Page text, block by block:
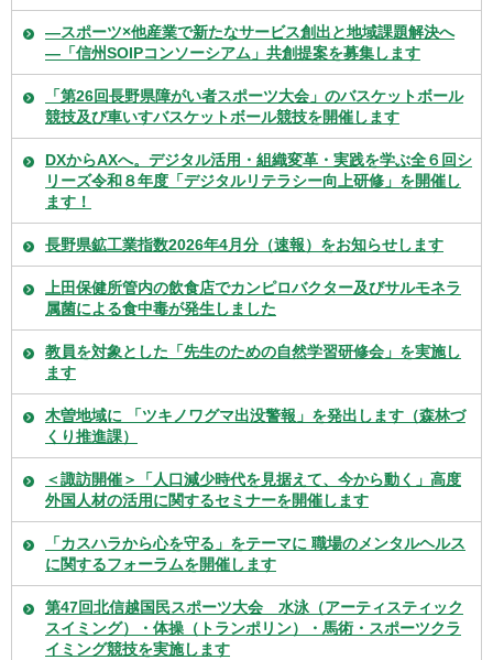
―スポーツ×他産業で新たなサービス創出と地域課題解決へ
―「信州SOIPコンソーシアム」共創提案を募集します
「第26回長野県障がい者スポーツ大会」のバスケットボール
競技及び車いすバスケットボール競技を開催します
DXからAXへ。デジタル活用・組織変革・実践を学ぶ全６回シ
リーズ令和８年度「デジタルリテラシー向上研修」を開催し
ます！
長野県鉱工業指数2026年4月分（速報）をお知らせします
上田保健所管内の飲食店でカンピロバクター及びサルモネラ
属菌による食中毒が発生しました
教員を対象とした「先生のための自然学習研修会」を実施し
ます
木曽地域に 「ツキノワグマ出没警報」を発出します（森林づ
くり推進課）
＜諏訪開催＞「人口減少時代を見据えて、今から動く」高度
外国人材の活用に関するセミナーを開催します
「カスハラから心を守る」をテーマに 職場のメンタルヘルス
に関するフォーラムを開催します
第47回北信越国民スポーツ大会 水泳（アーティスティック
スイミング）・体操（トランポリン）・馬術・スポーツクラ
イミング競技を実施します